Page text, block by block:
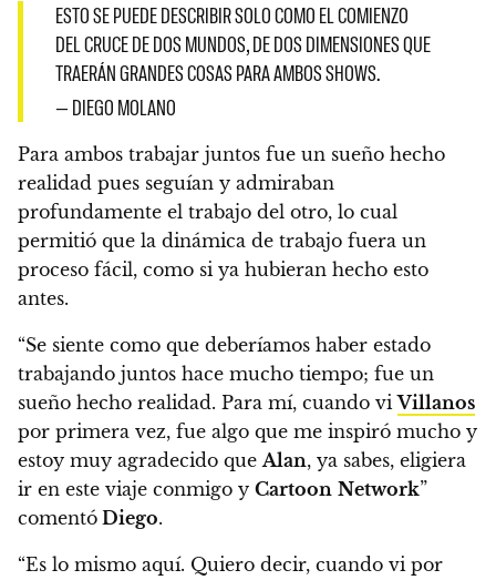
ESTO SE PUEDE DESCRIBIR SOLO COMO EL COMIENZO
DEL CRUCE DE DOS MUNDOS, DE DOS DIMENSIONES QUE
TRAERÁN GRANDES COSAS PARA AMBOS SHOWS.
— DIEGO MOLANO
Para ambos trabajar juntos fue un sueño hecho
realidad pues seguían y admiraban
profundamente el trabajo del otro, lo cual
permitió que la dinámica de trabajo fuera un
proceso fácil, como si ya hubieran hecho esto
antes.
“Se siente como que deberíamos haber estado
trabajando juntos hace mucho tiempo; fue un
sueño hecho realidad. Para mí, cuando viVillanos
por primera vez, fue algo que me inspiró mucho y
estoy muy agradecido que Alan, ya sabes, eligiera
ir en este viaje conmigo y Cartoon Network”
comentó Diego.
“Es lo mismo aquí. Quiero decir, cuando vi por